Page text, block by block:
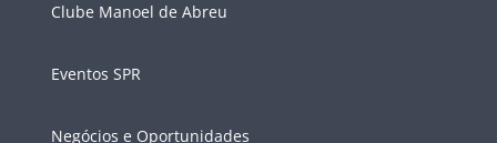
Clube Manoel de Abreu
Eventos SPR
Negócios e Oportunidades